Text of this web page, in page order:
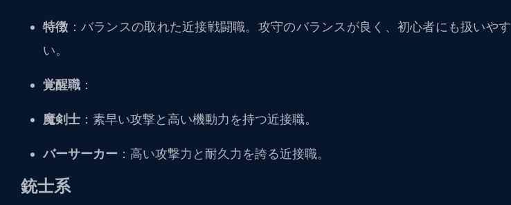
特徴 ：バランスの取れた近接戦闘職。攻守のバランスが良く、初心者にも扱いやす
い。
覚醒職 ：
魔剣士 ：素早い攻撃と高い機動力を持つ近接職。
バーサーカー ：高い攻撃力と耐久力を誇る近接職。
銃士系